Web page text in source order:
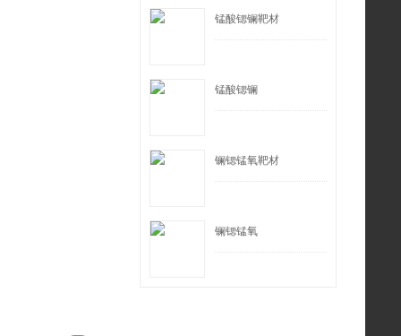
锰酸锶镧靶材
锰酸锶镧
镧锶锰氧靶材
镧锶锰氧